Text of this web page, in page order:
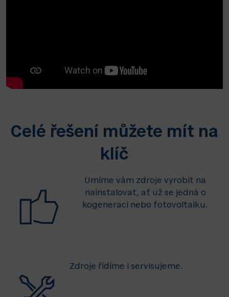
Celé řešení můžete mít na
klíč
Umíme vám zdroje vyrobit na
nainstalovat, ať už se jedná o
kogeneraci nebo fotovoltaiku.
Zdroje řídíme i servisujeme.